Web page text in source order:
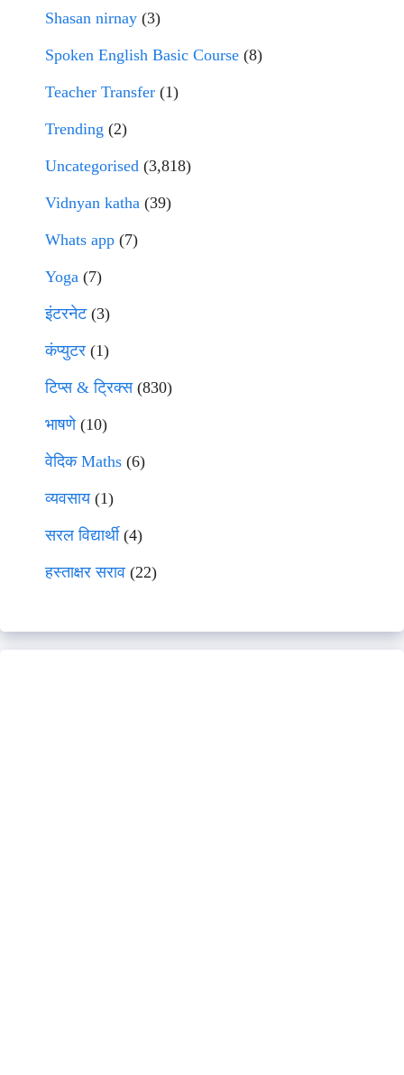
Shasan nirnay (3)
Spoken English Basic Course (8)
Teacher Transfer (1)
Trending (2)
Uncategorised (3,818)
Vidnyan katha (39)
Whats app (7)
Yoga (7)
इंटरनेट(3)
कंप्युटर (1)
टिप्स & ट्रिक्स(830)
भाषणे(10)
वेदिक Maths (6)
व्यवसाय(1)
सरल विद्यार्थी(4)
हस्ताक्षर सराव (22)